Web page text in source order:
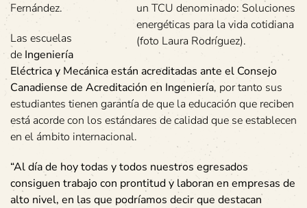
un TCU denominado: Soluciones
energéticas para la vida cotidiana
(foto Laura Rodríguez).
Fernández.
Las escuelas
de Ingeniería
Eléctrica y Mecánica están acreditadas ante el Consejo
Canadiense de Acreditación en Ingeniería, por tanto sus
estudiantes tienen garantía de que la educación que reciben
está acorde con los estándares de calidad que se establecen
en el ámbito internacional.
“Al día de hoy todas y todos nuestros egresados
consiguen trabajo con prontitud y laboran en empresas de
alto nivel, en las que podríamos decir que destacan